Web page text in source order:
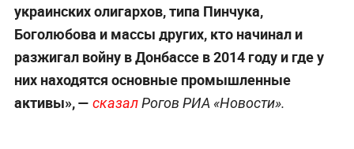
украинских олигархов, типа Пинчука,
Боголюбова и массы других, кто начинал и
разжигал войну в Донбассе в 2014 году и где у
них находятся основные промышленные
активы», — сказалРогов РИА «Новости».